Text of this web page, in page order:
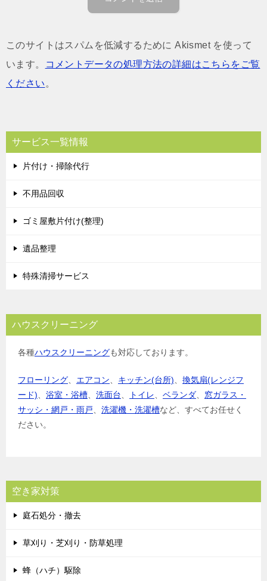
このサイトはスパムを低減するために Akismet を使って
います。
コメントデータの処理方法の詳細はこちらをご覧
ください 。
サービス一覧情報
片付け・掃除代行
不用品回収
ゴミ屋敷片付け(整理)
遺品整理
特殊清掃サービス
ハウスクリーニング
各種ハウスクリーニングも対応しております。
フローリング エアコン キッチン(台所)
換気扇(レンジフ
ード)
浴室・浴槽 洗面台 トイレ ベランダ
窓ガラス・
サッシ・網戸・雨戸
洗濯機・洗濯槽など、すべてお任せく
ださい。
空き家対策
庭石処分・撤去
草刈り・芝刈り・防草処理
蜂（ハチ）駆除